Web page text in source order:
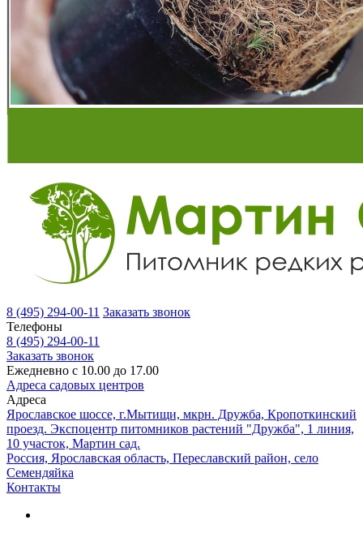
8 (495) 294-00-11 Заказать звонок
Телефоны
8 (495) 294-00-11
Заказать звонок
Ежедневно с 10.00 до 17.00
Адреса садовых центров
Адреса
Ярославское шоссе, г.Мытищи, мкрн. Дружба, Кропоткинский
проезд. Экспоцентр питомников растений "Дружба", 1 линия,
10 участок, Мартин сад.
Россия, Ярославская область, Переславский район, село
Семендяйка
Контакты